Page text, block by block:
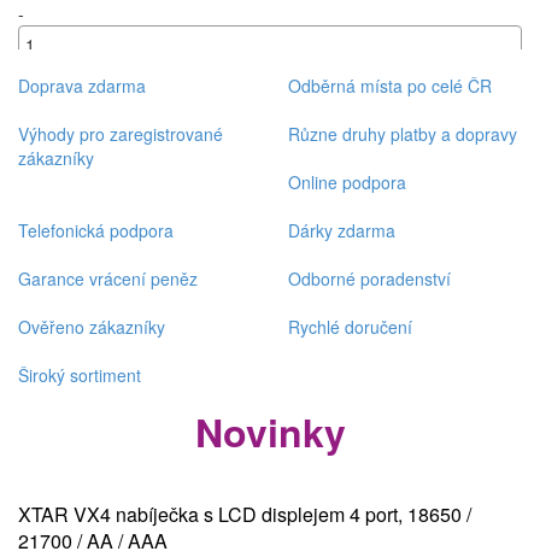
-
+
Doprava zdarma
Odběrná místa po celé ČR
Výhody pro zaregistrované
zákazníky
Různe druhy platby a dopravy
Online podpora
Telefonická podpora
Dárky zdarma
Garance vrácení peněz
Odborné poradenství
Ověřeno zákazníky
Rychlé doručení
Široký sortiment
Novinky
XTAR VX4 nabíječka s LCD displejem 4 port, 18650 /
21700 / AA / AAA